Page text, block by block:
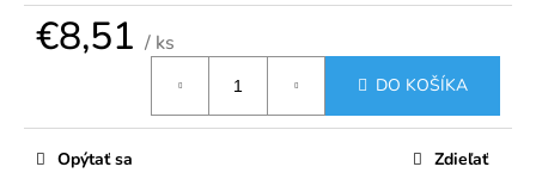
€8,51 / ks
DO KOŠÍKA
Opýtať sa Zdieľať
a
m
NADROZMERNÉ
PANČUCHOVÉ